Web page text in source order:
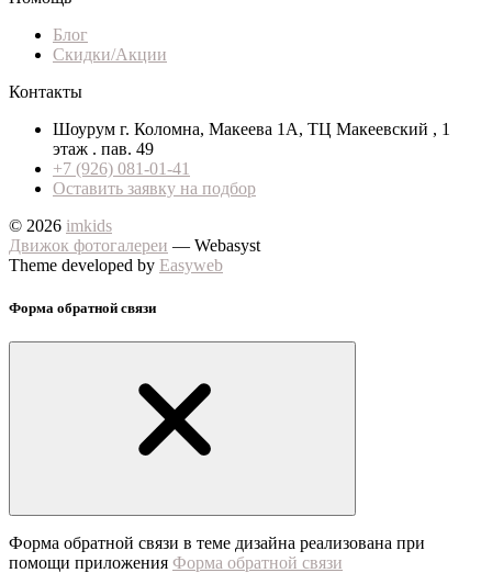
Блог
Скидки/Акции
Контакты
Шоурум г. Коломна, Макеева 1А, ТЦ Макеевский , 1
этаж . пав. 49
+7 (926) 081-01-41
Оставить заявку на подбор
© 2026 imkids
Движок фотогалереи — Webasyst
Theme developed by Easyweb
Форма обратной связи
Форма обратной связи в теме дизайна реализована при
помощи приложения Форма обратной связи